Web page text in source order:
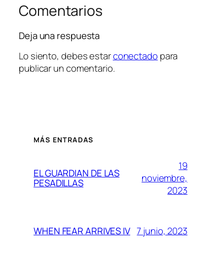
Comentarios
Deja una respuesta
Lo siento, debes estarconectado para
publicar un comentario.
MÁS ENTRADAS
EL GUARDIAN DE LAS
PESADILLAS
19
noviembre,
2023
WHEN FEAR ARRIVES IV 7 junio, 2023